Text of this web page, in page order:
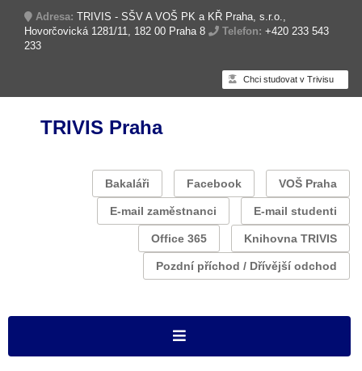
Adresa: TRIVIS - SŠV A VOŠ PK a KŘ Praha, s.r.o.,
Hovorčovická 1281/11, 182 00 Praha 8
Telefon: +420 233 543
233
Chci studovat v Trivisu
TRIVIS Praha
Bakaláři Facebook VOŠ Praha
E-mail zaměstnanci E-mail studenti
Office 365 Knihovna TRIVIS
Pozdní příchod / Dřívější odchod